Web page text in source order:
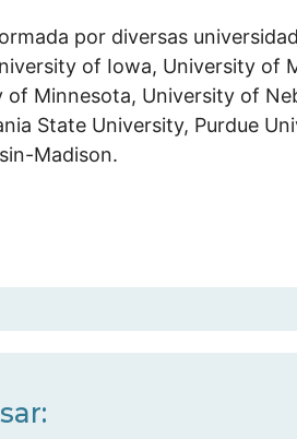
por diversas
of Iowa, University of
of Minnesota, University of
State University, Purdue
Madison.